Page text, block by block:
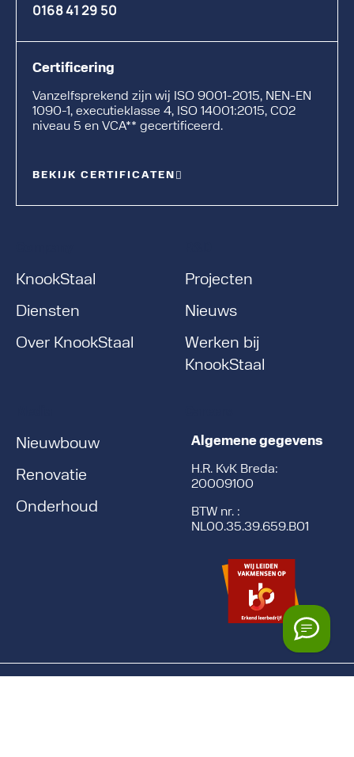
0168 41 29 50
Certificering
Vanzelfsprekend zijn wij ISO 9001-2015, NEN-EN
1090-1, executieklasse 4, ISO 14001:2015, CO2
niveau 5 en VCA** gecertificeerd.
BEKIJK CERTIFICATEN
KnookStaal
Diensten
Over KnookStaal
Projecten
Nieuws
Werken bij
KnookStaal
Nieuwbouw
Renovatie
Onderhoud
Algemene gegevens
H.R. KvK Breda:
20009100
BTW nr. :
NL00.35.39.659.B01